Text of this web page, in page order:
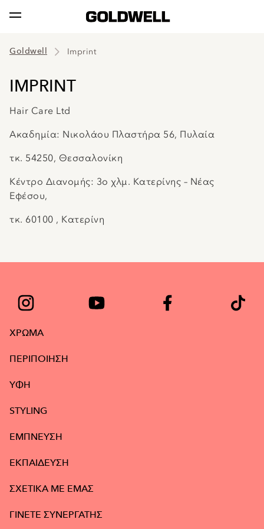
Goldwell Imprint
IMPRINT
Hair Care Ltd
Ακαδημία: Νικολάου Πλαστήρα 56, Πυλαία
τκ. 54250, Θεσσαλονίκη
Κέντρο Διανομής: 3ο χλμ. Κατερίνης – Νέας
Εφέσου,
τκ. 60100 , Κατερίνη
ΧΡΩΜΑ
ΠΕΡΙΠΟΙΗΣΗ
ΥΦΉ
STYLING
ΕΜΠΝΕΥΣΗ
ΕΚΠΑΙΔΕΥΣΗ
ΣΧΕΤΙΚΑ ΜΕ ΕΜΑΣ
ΓΙΝΕΤΕ ΣΥΝΕΡΓΑΤΗΣ